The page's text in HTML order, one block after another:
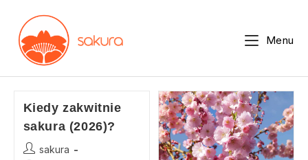
Menu
Kiedy zakwitnie
sakura (2026)?
sakura